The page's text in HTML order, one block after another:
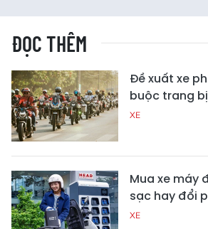
ĐỌC THÊM
Đề xuất xe
buộc trang
XE
Mua xe máy
sạc hay đổi
XE